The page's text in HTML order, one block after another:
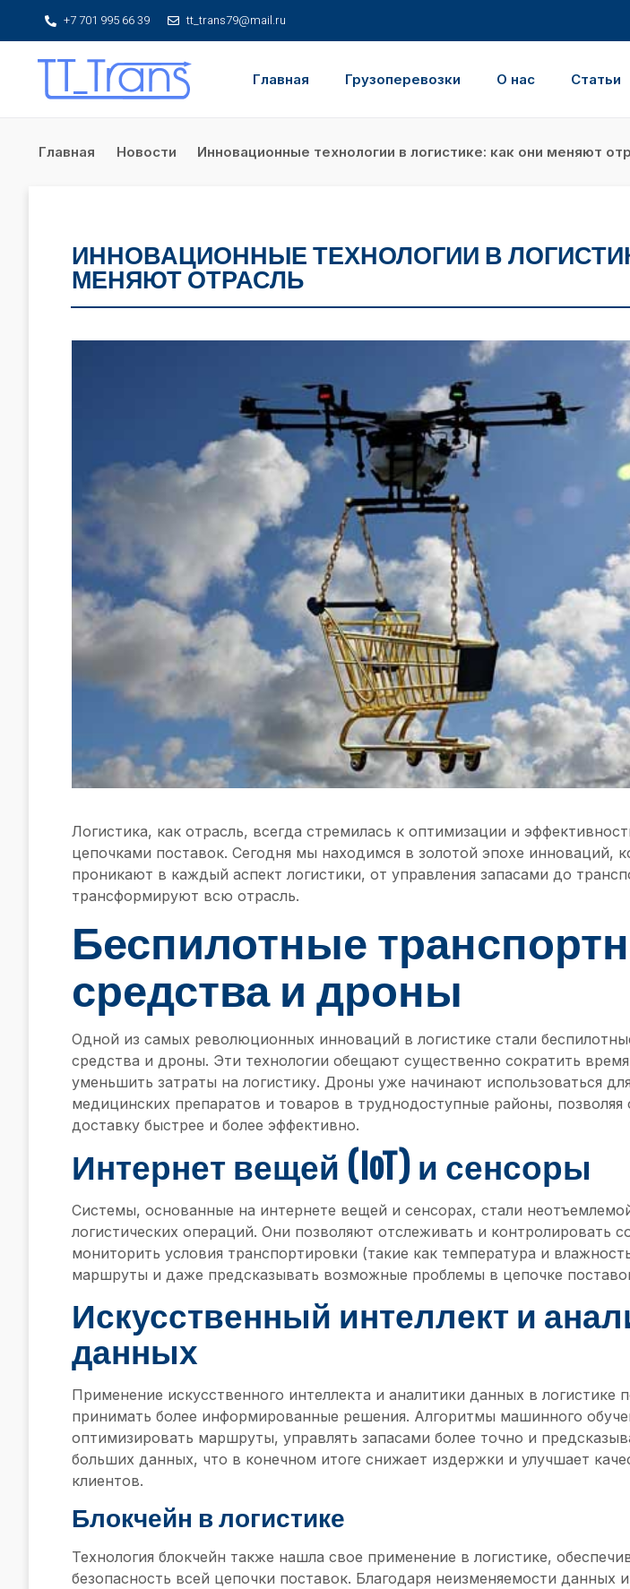
+7 701 995 66 39 tt_trans79@mail.ru
Главная Грузоперевозки О нас Статьи
Главная Новости Инновационные технологии в логистике: как они меняют
ИННОВАЦИОННЫЕ ТЕХНОЛОГИИ В
МЕНЯЮТ ОТРАСЛЬ
Логистика, как отрасль, всегда стремилась к оптимизации и
цепочками поставок. Сегодня мы находимся в золотой эпохе инноваций,
проникают в каждый аспект логистики, от управления запасами до
трансформируют всю отрасль.
Беспилотные
средства и дроны
Одной из самых революционных инноваций в логистике стали
средства и дроны. Эти технологии обещают существенно сократить
уменьшить затраты на логистику. Дроны уже начинают использоваться
медицинских препаратов и товаров в труднодоступные районы, позволяя
доставку быстрее и более эффективно.
Интернет вещей (IoT) и сенсоры
Системы, основанные на интернете вещей и сенсорах, стали
логистических операций. Они позволяют отслеживать и контролировать
мониторить условия транспортировки (такие как температура и
маршруты и даже предсказывать возможные проблемы в цепочке
Искусственный интеллект и
данных
Применение искусственного интеллекта и аналитики данных в логистике
принимать более информированные решения. Алгоритмы машинного
оптимизировать маршруты, управлять запасами более точно и
больших данных, что в конечном итоге снижает издержки и улучшает
клиентов.
Блокчейн в логистике
Технология блокчейн также нашла свое применение в логистике,
безопасность всей цепочки поставок. Благодаря неизменяемости данных